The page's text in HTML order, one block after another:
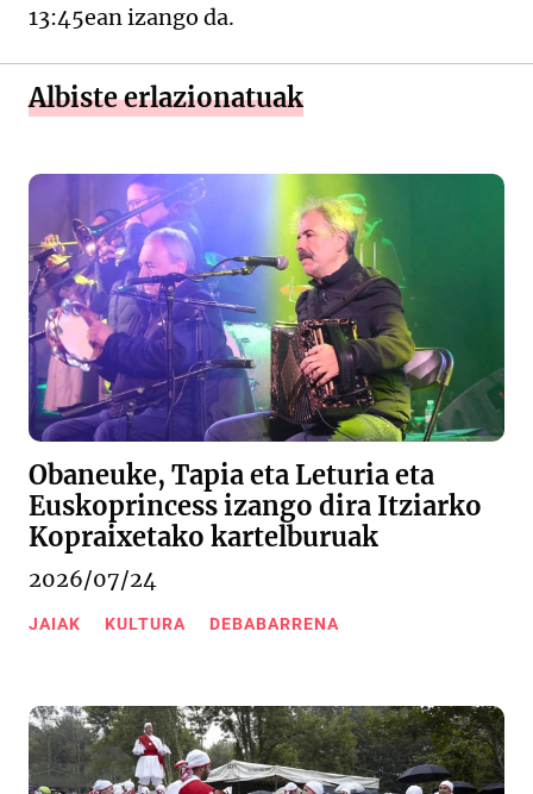
13:45ean izango da.
Albiste erlazionatuak
Obaneuke, Tapia eta Leturia eta
Euskoprincess izango dira Itziarko
Kopraixetako kartelburuak
2026/07/24
JAIAK KULTURA DEBABARRENA